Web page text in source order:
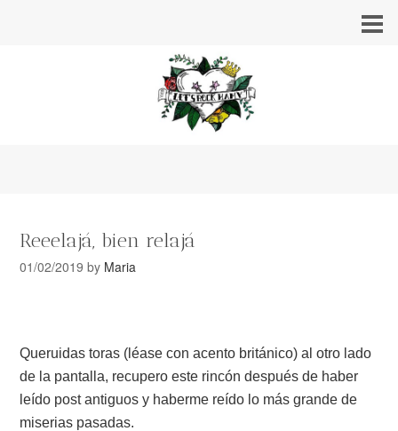
Reeelajá, bien relajá
01/02/2019 by Maria
Queruidas toras (léase con acento británico) al otro lado
de la pantalla, recupero este rincón después de haber
leído post antiguos y haberme reído lo más grande de
miserias pasadas.